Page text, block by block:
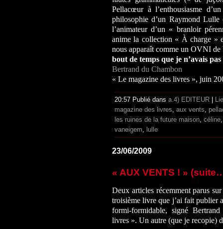
Pellacœur à l’enthousiasme
philosophie d’un Raymond
l’animateur d’un « branloir
anime la collection « À charge »
nous apparaît comme un OVNI
bout de temps que je n’avais
Bertrand du Chambon
« Le magazine des livres », juin
20:57 Publié dans a.4) EDITEUR
magazine des livres aux vents
les ruines de la future maison céline
vaneigem
lulle
23/06/2009
« AUX VENTS ! »
Deux articles récemment parus
troisième livre que j’ai fait publier
formi-formidable, signé
livres ». Un autre (que je recopie)